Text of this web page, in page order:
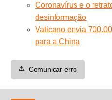
Coronavírus e o
desinformação
Vaticano envia
para a China
⚠️ Comunicar erro